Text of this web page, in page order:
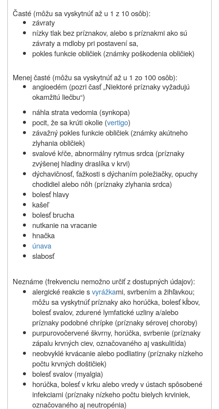
Časté (môžu sa vyskytnúť až u 1 z 10 osôb):
závraty
nízky tlak bez príznakov, alebo s príznakmi ako sú
závraty a mdloby pri postavení sa,
pokles funkcie obličiek (známky poškodenia obličiek)
Menej časté (môžu sa vyskytnúť až u 1 zo 100 osôb):
angioedém (pozri časť „Niektoré príznaky vyžadujú
okamžitú liečbu“)
náhla strata vedomia (synkopa)
pocit, že sa krúti okolie (vertigo)
závažný pokles funkcie obličiek (známky akútneho
zlyhania obličiek)
svalové kŕče, abnormálny rytmus srdca (príznaky
zvýšenej hladiny draslíka v krvi)
dýchavičnosť, ťažkosti s dýchaním poležiačky, opuchy
chodidiel alebo nôh (príznaky zlyhania srdca)
bolesť hlavy
kašeľ
bolesť brucha
nutkanie na vracanie
hnačka
únava
slabosť
Neznáme (frekvenciu nemožno určiť z dostupných údajov):
alergické reakcie svyrážkami, svrbením a žihľavkou;
môžu sa vyskytnúť príznaky ako horúčka, bolesť kĺbov,
bolesť svalov, zdurené lymfatické uzliny a/alebo
príznaky podobné chrípke (príznaky sérovej choroby)
purpurovočervené škvrny, horúčka, svrbenie (príznaky
zápalu krvných ciev, označovaného aj vaskulitída)
neobvyklé krvácanie alebo podliatiny (príznaky nízkeho
počtu krvných doštičiek)
bolesť svalov (myalgia)
horúčka, bolesť v krku alebo vredy v ústach spôsobené
infekciami (príznaky nízkeho počtu bielych krviniek,
označovaného aj neutropénia)